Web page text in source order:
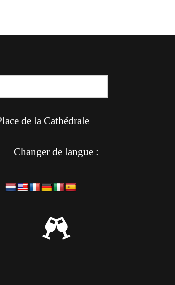
de la Cathédrale
Changer de langue :
